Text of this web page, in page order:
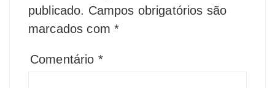
publicado. Campos obrigatórios são
marcados com *
Comentário *